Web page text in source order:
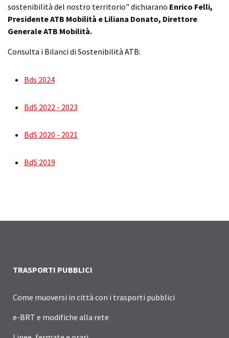
sostenibilità del nostro territorio" dichiarano Enrico Felli,
Presidente ATB Mobilità e Liliana Donato, Direttore
Generale ATB Mobilità.
Consulta i Bilanci di Sostenibilità ATB:
Bds 2024
BdS 2022 - 2023
BdS 2020 - 2021
BdS 2019
TRASPORTI PUBBLICI
Come muoversi in città con i trasporti pubblici
e-BRT e modifiche alla rete